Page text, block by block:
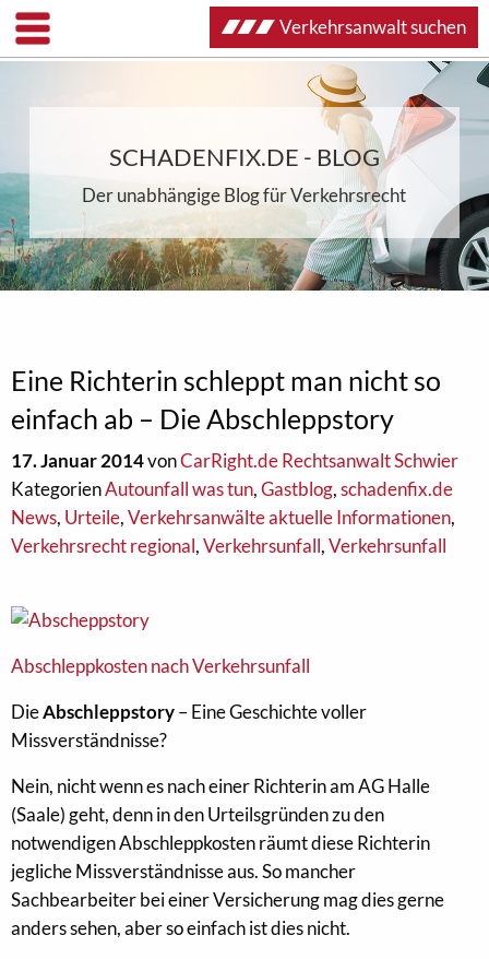
SCHADENFIX.DE - BLOG
Der unabhängige Blog für Verkehrsrecht
Eine Richterin schleppt man nicht so
einfach ab – Die Abschleppstory
17. Januar 2014vonCarRight.de Rechtsanwalt Schwier
KategorienAutounfall was tun,Gastblog,schadenfix.de
News, Urteile,Verkehrsanwälte aktuelle Informationen,
Verkehrsrecht regional,Verkehrsunfall,Verkehrsunfall
Abschleppkosten nach Verkehrsunfall
DieAbschleppstory– Eine Geschichte voller
Missverständnisse?
Nein, nicht wenn es nach einer Richterin am AG Halle
(Saale) geht, denn in den Urteilsgründen zu den
notwendigen Abschleppkosten räumt diese Richterin
jegliche Missverständnisse aus. So mancher
Sachbearbeiter bei einer Versicherung mag dies gerne
anders sehen, aber so einfach ist dies nicht.
Verkehrsanwalt suchen